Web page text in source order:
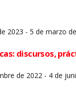
2023 - 5 de marzo
discursos,
de 2022 - 4 de